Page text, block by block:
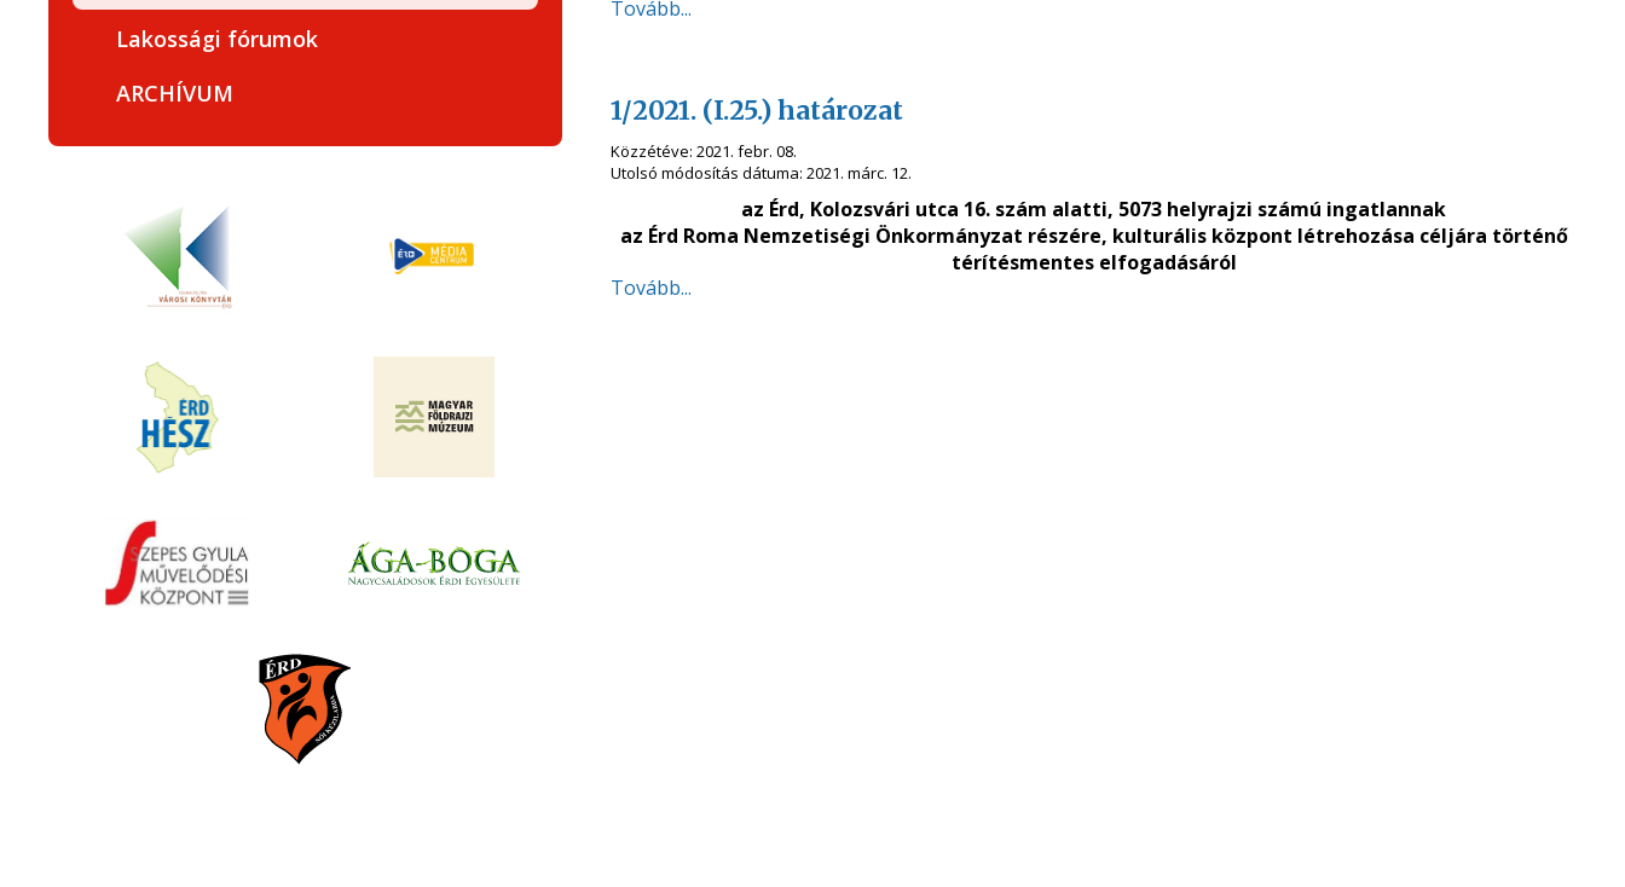
Tovább...
1/2021. (I.25.) határozat
Közzétéve: 2021. febr. 08.
Utolsó módosítás dátuma: 2021. márc. 12.
az Érd, Kolozsvári utca 16. szám alatti, 5073 helyrajzi számú ingatlannak
az Érd Roma Nemzetiségi Önkormányzat részére, kulturális központ létrehozása céljára történő
térítésmentes elfogadásáról
Tovább...
Lakossági fórumok
ARCHÍVUM